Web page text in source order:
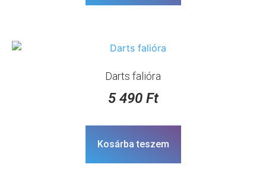
Darts falióra
5 490 Ft
Kosárba teszem